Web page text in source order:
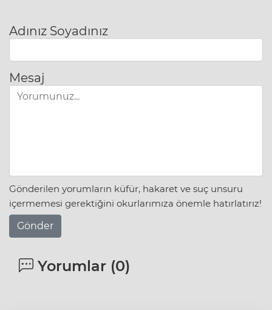
Adınız Soyadınız
Mesaj
Gönderilen yorumların küfür, hakaret ve suç unsuru
içermemesi gerektiğini okurlarımıza önemle hatırlatırız!
Gönder
Yorumlar (0)